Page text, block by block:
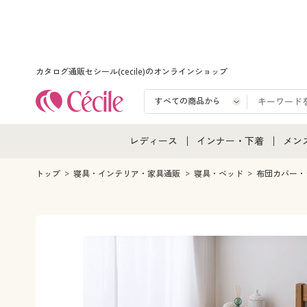
カタログ通販セシール(cecile)のオンラインショップ
レディース
レディース通販すべて
インナー・下着
インナー・下着通販すべ
メンズ下着
メン
メン
メン
トップ 寝具・インテリア・家具通販 寝具・ベッド 布団カバー